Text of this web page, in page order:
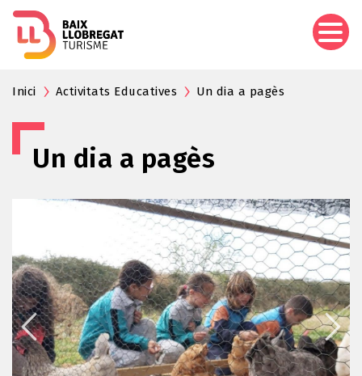
Inici Activitats Educatives Un dia a pagès
Un dia a pagès